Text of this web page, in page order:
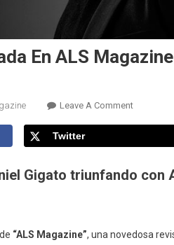
En ALS Magazine
Leave A CommentOn
Twitter
Gigato triunfando con
“ALS Magazine”, una novedosa